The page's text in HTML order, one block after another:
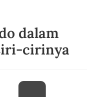
dalam
cirinya